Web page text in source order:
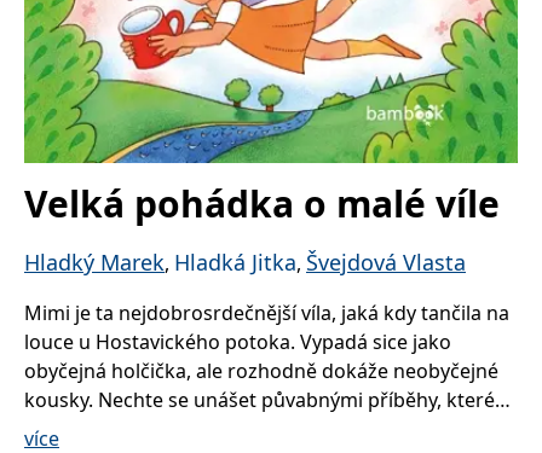
Velká pohádka o malé víle
Hladký Marek, Hladká Jitka, Švejdová Vlasta
Mimi je ta nejdobrosrdečnější víla, jaká kdy tančila na
louce u Hostavického potoka. Vypadá sice jako
obyčejná holčička, ale rozhodně dokáže neobyčejné
kousky. Nechte se unášet půvabnými příběhy, které
víla během všech čtyř ročních období zažije se
více